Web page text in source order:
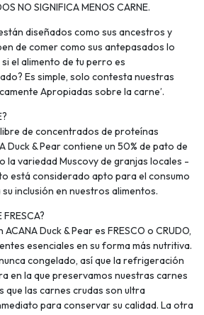
NO SIGNIFICA MENOS CARNE.
diseñados como sus ancestros y
de comer como sus antepasados lo
el alimento de tu perro es
Es simple, solo contesta nuestras
Apropiadas sobre la carne’.
de concentrados de proteínas
Duck & Pear contiene un 50% de pato de
la variedad Muscovy de granjas locales -
está considerado apto para el consumo
inclusión en nuestros alimentos.
FRESCA?
Duck & Pear es FRESCO o CRUDO,
esenciales en su forma más nutritiva.
congelado, así que la refrigeración
en la que preservamos nuestras carnes
que las carnes crudas son ultra
para conservar su calidad. La otra